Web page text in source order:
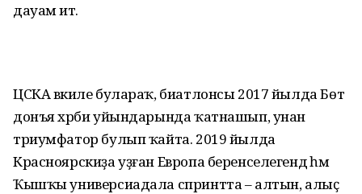
дауам итә.
ЦСКА вәкиле булараҡ, биатлонсы 2017 йылда Бөтә
донъя хәрби уйындарында ҡатнашып, унан
триумфатор булып ҡайта. 2019 йылда
Красноярскиҙа уҙған Европа беренселегендә һәм
Ҡыш­ҡы универсиадала спринтта – алтын, алыҫ